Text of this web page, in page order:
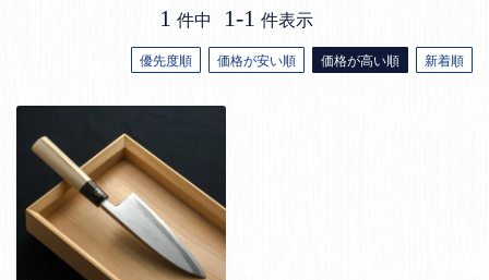
優先度順 価格が安い順 価格が高い順 新着順
1 件中 1-1 件表示